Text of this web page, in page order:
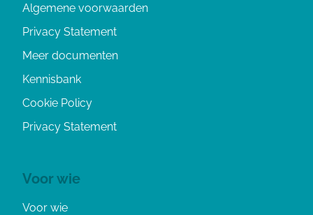
Algemene voorwaarden
Privacy Statement
Meer documenten
Kennisbank
Cookie Policy
Privacy Statement
Voor wie
Voor wie